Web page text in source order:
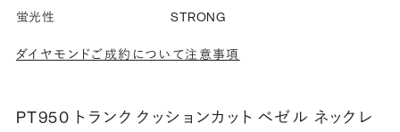
蛍光性
STRONG
ダイヤモンドご成約について注意事項
PT950 トランク クッションカット ベゼル ネックレ